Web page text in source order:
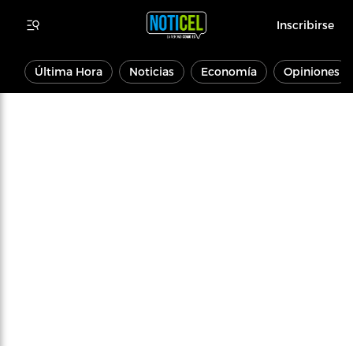
Inscribirse
Última Hora Noticias Economía Opiniones